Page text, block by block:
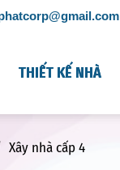
THIẾT KẾ NHÀ
Xây nhà cấp 4